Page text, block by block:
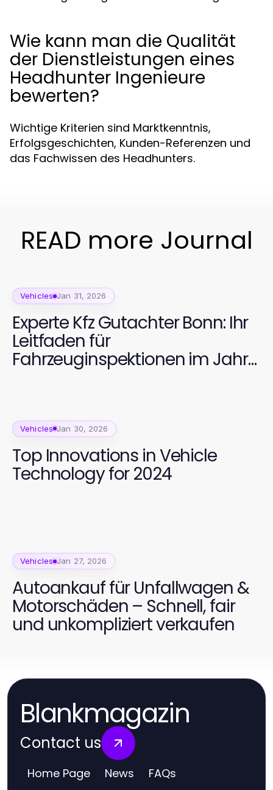
Wie kann man die Qualität
der Dienstleistungen eines
Headhunter Ingenieure
bewerten?
Wichtige Kriterien sind Marktkenntnis,
Erfolgsgeschichten, Kunden-Referenzen und
das Fachwissen des Headhunters.
READ more Journal
Vehicles Jan 31, 2026
Experte Kfz Gutachter Bonn: Ihr
Leitfaden für
Fahrzeuginspektionen im Jahr
Vehicles Jan 30, 2026
Top Innovations in Vehicle
Technology for 2024
Vehicles Jan 27, 2026
Autoankauf für Unfallwagen &
Motorschäden – Schnell, fair
und unkompliziert verkaufen
Blankmagazin
Contact us
Home Page News FAQs